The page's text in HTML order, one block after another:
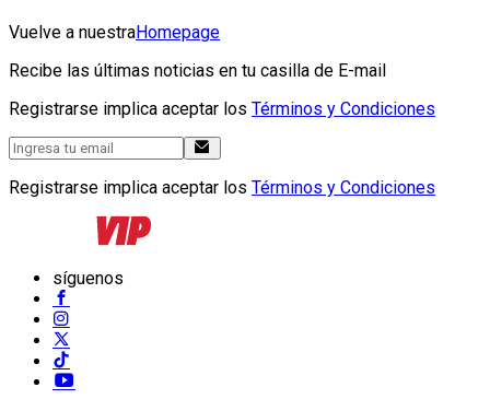
Vuelve a nuestraHomepage
Recibe las últimas noticias en tu casilla de E-mail
Registrarse implica aceptar los Términos y Condiciones
Registrarse implica aceptar los Términos y Condiciones
síguenos